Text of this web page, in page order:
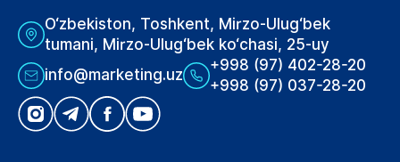
O‘zbekiston, Toshkent, Mirzo-Ulug‘bek
tumani, Mirzo-Ulug‘bek ko‘chasi, 25-uy
info@marketing.uz
+998 (97) 402-28-20
+998 (97) 037-28-20